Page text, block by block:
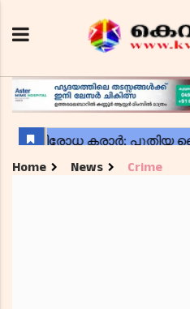
Home News Crime